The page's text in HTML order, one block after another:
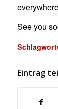
See you
Eintrag